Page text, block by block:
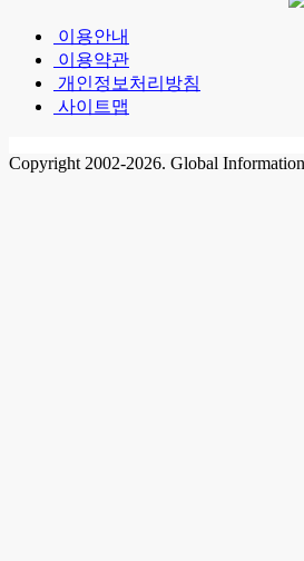
이용안내
이용약관
개인정보처리방침
사이트맵
Copyright 2002-2026. Global